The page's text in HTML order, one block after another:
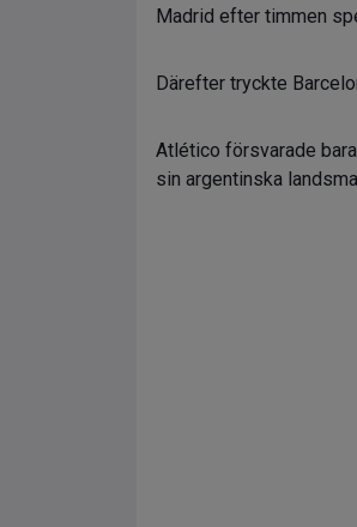
Madrid efter timmen
Därefter tryckte
Atlético försvarade
sin argentinska